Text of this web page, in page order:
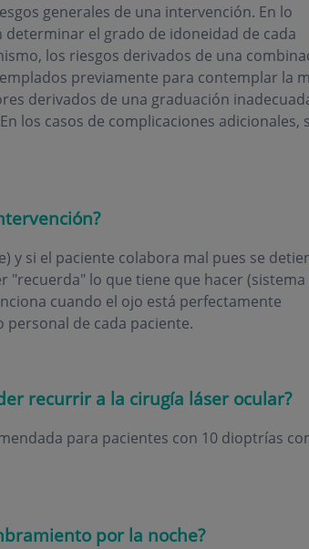
generales de una intervención. En lo
el grado de idoneidad de cada
los riesgos derivados de una
previamente para contemplar la
derivados de una graduación
los casos de complicaciones adicionales,
y si el paciente colabora mal pues se
"recuerda" lo que tiene que hacer (sistema
cuando el ojo está perfectamente
de cada paciente.
recurrir a la cirugía láser ocular?
para pacientes con 10 dioptrías
por la noche?